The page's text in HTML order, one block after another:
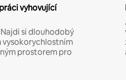
vyhovující
si dlouhodobý
prostorem pro